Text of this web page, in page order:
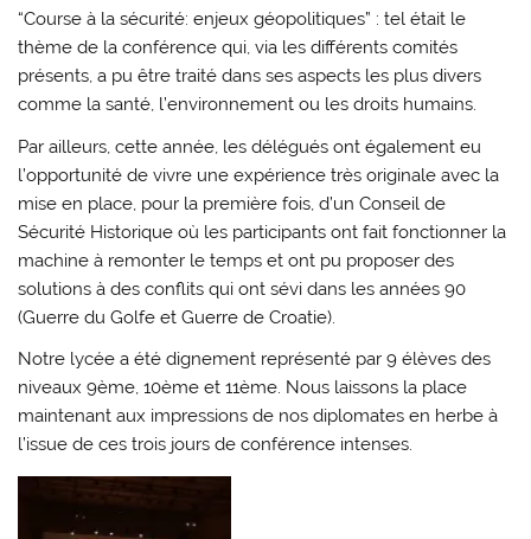
“Course à la sécurité: enjeux géopolitiques” : tel était le
thème de la conférence qui, via les différents comités
présents, a pu être traité dans ses aspects les plus divers
comme la santé, l’environnement ou les droits humains.
Par ailleurs, cette année, les délégués ont également eu
l’opportunité de vivre une expérience très originale avec la
mise en place, pour la première fois, d’un Conseil de
Sécurité Historique où les participants ont fait fonctionner la
machine à remonter le temps et ont pu proposer des
solutions à des conflits qui ont sévi dans les années 90
(Guerre du Golfe et Guerre de Croatie).
Notre lycée a été dignement représenté par 9 élèves des
niveaux 9ème, 10ème et 11ème. Nous laissons la place
maintenant aux impressions de nos diplomates en herbe à
l’issue de ces trois jours de conférence intenses.